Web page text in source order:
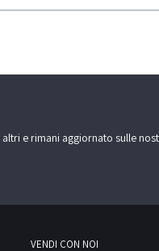
PER RITIRO:- tempistica
e rimani aggiornato sulle
VENDI CON NOI